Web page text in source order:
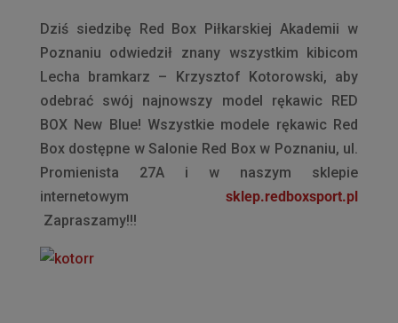
Dziś siedzibę Red Box Piłkarskiej Akademii w
Poznaniu odwiedził znany wszystkim kibicom
Lecha bramkarz – Krzysztof Kotorowski, aby
odebrać swój najnowszy model rękawic RED
BOX New Blue! Wszystkie modele rękawic Red
Box dostępne w Salonie Red Box w Poznaniu, ul.
Promienista 27A i w naszym sklepie
internetowymsklep.redboxsport.pl
Zapraszamy!!!